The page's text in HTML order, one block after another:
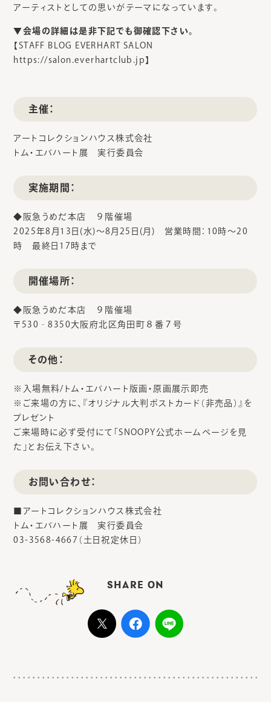
アーティストとしての思いがテーマになっています。
▼会場の詳細は是非下記でも御確認下さい。
【STAFF BLOG EVERHART SALON
https://salon.everhartclub.jp】
主催：
アートコレクションハウス株式会社
トム・エバハート展 実行委員会
実施期間：
◆阪急うめだ本店 ９階催場
2025年8月13日(水)～8月25日(月) 営業時間：10時〜20
時 最終日17時まで
開催場所：
◆阪急うめだ本店 ９階催場
〒530‐8350大阪府北区角田町８番７号
その他：
※入場無料/トム・エバハート版画・原画展示即売
※ご来場の方に、『オリジナル大判ポストカード（非売品）』を
プレゼント
ご来場時に必ず受付にて「SNOOPY公式ホームページを見
た」とお伝え下さい。
お問い合わせ：
■アートコレクションハウス株式会社
トム・エバハート展 実行委員会
03-3568-4667（土日祝定休日）
SHARE ON